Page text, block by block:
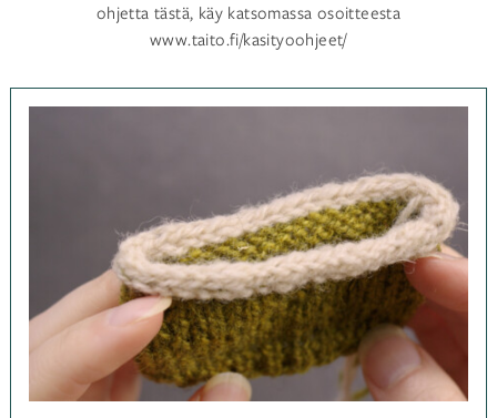
ohjetta tästä, käy katsomassa osoitteesta
www.taito.fi/kasityoohjeet/